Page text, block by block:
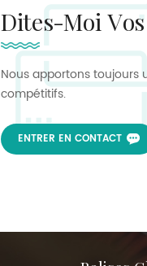
Dites-Moi
Nous apportons toujours
compétitifs.
ENTRER EN CONTACT